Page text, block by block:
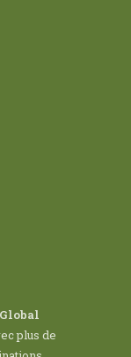
Global
plus de